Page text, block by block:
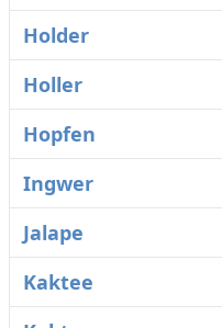
Holder
Holler
Hopfen
Ingwer
Jalape
Kaktee